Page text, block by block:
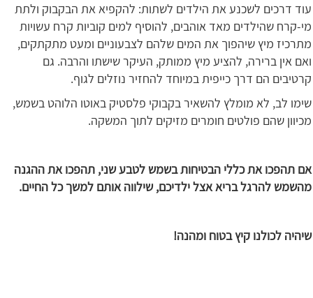
עוד דרכים לשכנע את הילדים לשתות: להקפיא את הבקבוק ולתת
מי-קרח שהילדים מאד אוהבים, להוסיף למים קוביות קרח עשויות
מתרכיז מיץ שיהפוך את המים שלהם לצבעוניים ומעט מתקתקים,
ואם אין ברירה, להציע מיץ ממותק, העיקר שישתו והרבה. גם
קרטיבים הם דרך כייפית במיוחד להחזיר נוזלים לגוף.
שימו לב, לא מומלץ להשאיר בקבוקי פלסטיק באוטו הלוהט בשמש,
מכיוון שהם פולטים חומרים מזיקים לתוך המשקה.
אם תהפכו את כללי הבטיחות בשמש לטבע שני, תהפכו את ההגנה
מהשמש להרגל בריא אצל ילדיכם, שילווה אותם למשך כל החיים.
שיהיה לכולנו קיץ בטוח ומהנה!